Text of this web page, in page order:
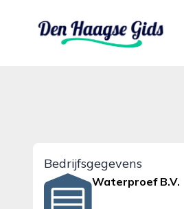
denhaagsegids.nl
Bedrijfsgegevens
Waterproef B.V.